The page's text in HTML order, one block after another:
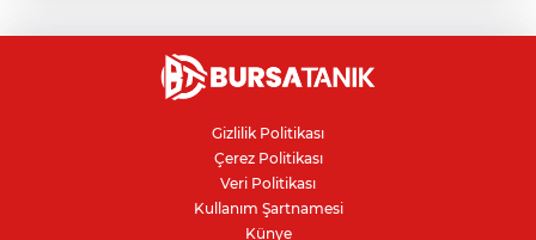
Nilüfer'de kaldırım işgallerine zabıta
denetimi
Bursa'da 100 dönümde hayvansal
gübreyle nektarin ve armut üretiyor
Gizlilik Politikası
Çerez Politikası
Veri Politikası
Kullanım Şartnamesi
Künye